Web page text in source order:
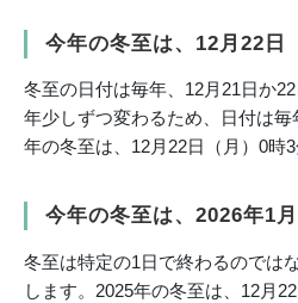
今年の冬至は、12月22日
冬至の日付は毎年、12月21日か
年少しずつ変わるため、日付は
年の冬至は、12月22日（月）0時3
今年の冬至は、2026年1
冬至は特定の1日で終わるのでは
します。2025年の冬至は、12月